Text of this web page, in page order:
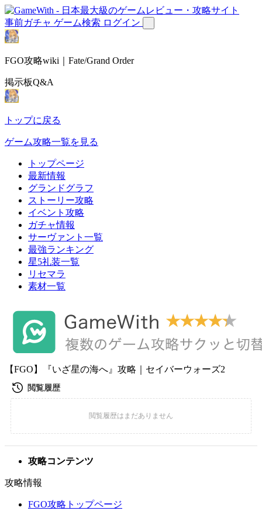
事前ガチャ ゲーム検索 ログイン
FGO攻略wiki｜Fate/Grand Order
掲示板Q&A
トップに戻る
ゲーム攻略一覧を見る
トップページ
最新情報
グランドグラフ
ストーリー攻略
イベント攻略
ガチャ情報
サーヴァント一覧
最強ランキング
星5礼装一覧
リセマラ
素材一覧
【FGO】『いざ星の海へ』攻略｜セイバーウォーズ2
攻略コンテンツ
攻略情報
FGO攻略トップページ